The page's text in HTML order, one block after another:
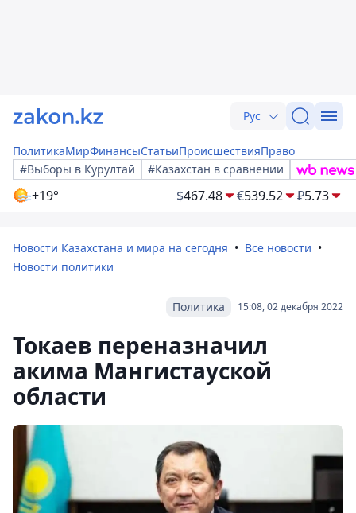
Рус
ПолитикаМирФинансыСтатьиПроисшествияПраво
#Выборы в Курултай
#Казахстан в сравнении
+19° $467.48 €539.52 ₽5.73
Новости Казахстана и мира на сегодня
Все новости
Новости политики
15:08, 02 декабря 2022
Политика
Токаев переназначил
акима Мангистауской
области